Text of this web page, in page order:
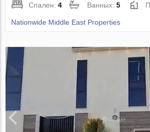
Спален:4 Ванных:5
Nationwide Middle East Properties